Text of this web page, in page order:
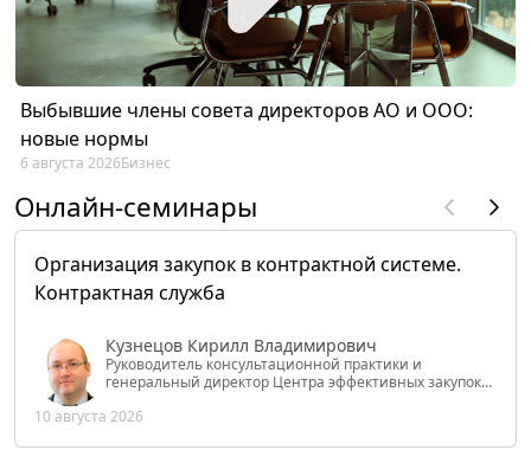
Выбывшие члены совета директоров АО и ООО:
новые нормы
6 августа 2026Бизнес
Онлайн-семинары
Организация закупок в контрактной системе.
Контрактная служба
Кузнецов Кирилл Владимирович
Руководитель консультационной практики и
генеральный директор Центра эффективных закупок
РФ
10 августа 2026